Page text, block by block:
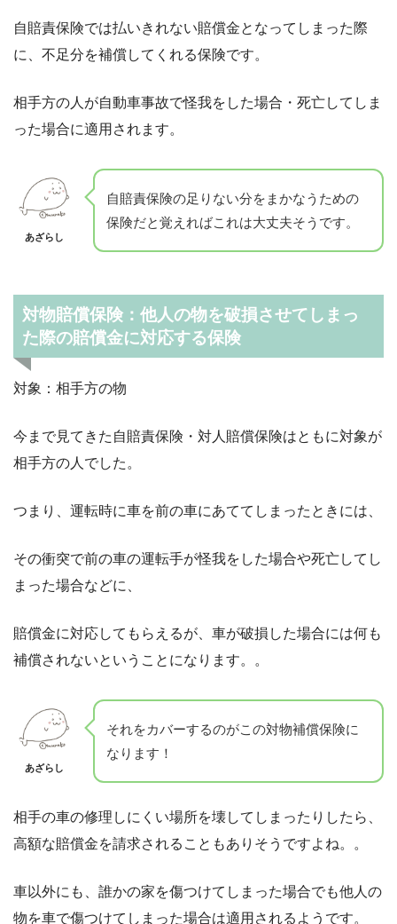
自賠責保険では払いきれない賠償金となってしまった際
に、不足分を補償してくれる保険です。
相手方の人が自動車事故で怪我をした場合・死亡してしま
った場合に適用されます。
あざらし
自賠責保険の足りない分をまかなうための
保険だと覚えればこれは大丈夫そうです。
対物賠償保険：他人の物を破損させてしまっ
た際の賠償金に対応する保険
対象：相手方の物
今まで見てきた自賠責保険・対人賠償保険はともに対象が
相手方の人でした。
つまり、運転時に車を前の車にあててしまったときには、
その衝突で前の車の運転手が怪我をした場合や死亡してし
まった場合などに、
賠償金に対応してもらえるが、車が破損した場合には何も
補償されないということになります。。
あざらし
それをカバーするのがこの対物補償保険に
なります！
相手の車の修理しにくい場所を壊してしまったりしたら、
高額な賠償金を請求されることもありそうですよね。。
車以外にも、誰かの家を傷つけてしまった場合でも他人の
物を車で傷つけてしまった場合は適用されるようです。